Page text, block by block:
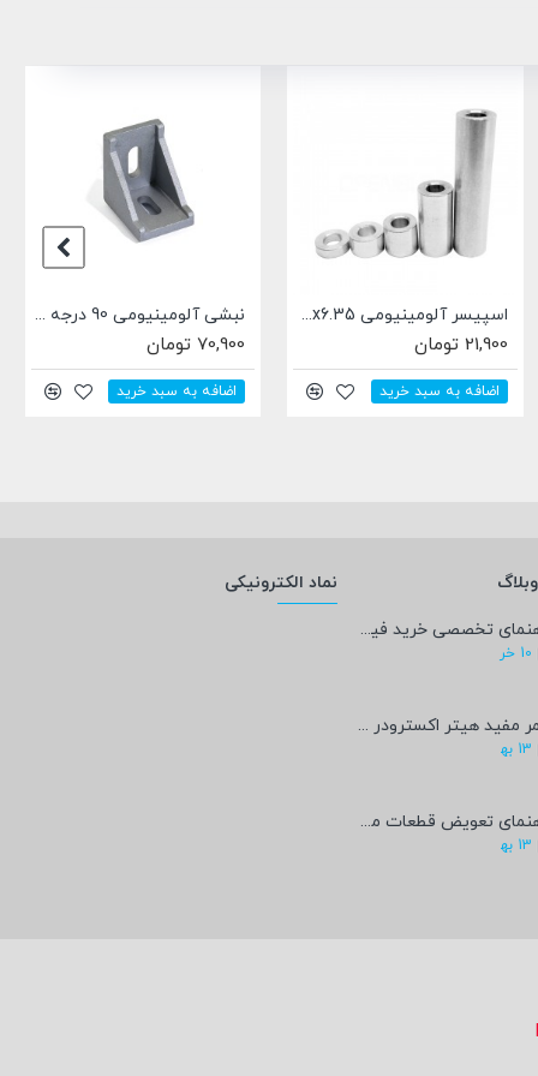
نبشی آلومینیومی 90 درجه مدل 2028 مناسب برای پروفیل آلومینیومی سری 20 پولی 20 دندانه GT2-20 شافت 8mm
83,700 تومان
اضافه به سبد خرید
129,000 تومان
اضافه به سبد خرید
راهنمای تخصصی خرید فیلامنت PEEK؛ پادشاه پرینت سه‌بعدی صنعتی و پزشکی + مشخصات فنی
10 خر
عمر مفید هیتر اکسترودر پرینتر سه‌بعدی چقدر است؟
13 به‍
راهنمای تعویض قطعات مصرفی پرینتر سه‌بعدی
13 به‍
نماد الکترونیکی